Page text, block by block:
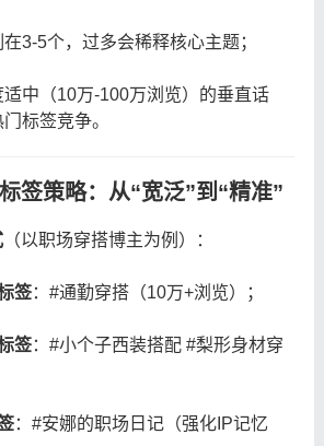
3-5个，过多会稀释核心主题；
中（10万-100万浏览）的垂直话
标签竞争。
签策略：从“宽泛”到“精准”
（以职场穿搭博主为例）：
签：#通勤穿搭（10万+浏览）；
签：#小个子西装搭配 #梨形身材穿
：#安娜的职场日记（强化IP记忆